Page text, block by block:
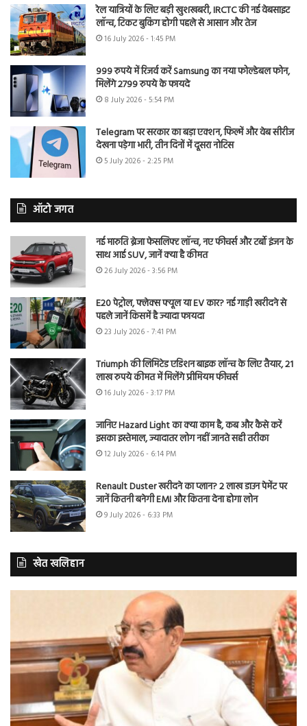
रेल यात्रियों के लिए बड़ी खुशखबरी, IRCTC की नई वेबसाइट
लॉन्च, टिकट बुकिंग होगी पहले से आसान और तेज
16 July 2026 - 1:45 PM
999 रुपये में रिजर्व करें Samsung का नया फोल्डेबल फोन,
मिलेंगे 2799 रुपये के फायदे
8 July 2026 - 5:54 PM
Telegram पर सरकार का बड़ा एक्शन, फिल्में और वेब सीरीज
देखना पड़ेगा भारी, तीन दिनों में दूसरा नोटिस
5 July 2026 - 2:25 PM
ऑटो जगत
नई मारुति ब्रेजा फेसलिफ्ट लॉन्च, नए फीचर्स और टर्बो इंजन के
साथ आई SUV, जानें क्या है कीमत
26 July 2026 - 3:56 PM
E20 पेट्रोल, फ्लेक्स फ्यूल या EV कार? नई गाड़ी खरीदने से
पहले जानें किसमें है ज्यादा फायदा
23 July 2026 - 7:41 PM
Triumph की लिमिटेड एडिशन बाइक लॉन्च के लिए तैयार, 21
लाख रुपये कीमत में मिलेंगे प्रीमियम फीचर्स
16 July 2026 - 3:17 PM
जानिए Hazard Light का क्या काम है, कब और कैसे करें
इसका इस्तेमाल, ज्यादातर लोग नहीं जानते सही तरीका
12 July 2026 - 6:14 PM
Renault Duster खरीदने का प्लान? 2 लाख डाउन पेमेंट पर
जानें कितनी बनेगी EMI और कितना देना होगा लोन
9 July 2026 - 6:33 PM
खेत खलिहान